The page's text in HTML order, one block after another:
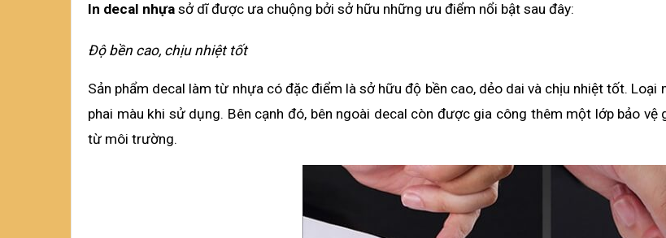
In decal nhựa sở dĩ được ưa chuộng bởi sở hữu những ưu điểm nổi bật sau đây:
Độ bền cao, chịu nhiệt tốt
Sản phẩm decal làm từ nhựa có đặc điểm là sở hữu độ bền cao, dẻo dai và chịu nhiệt tốt.
phai màu khi sử dụng. Bên cạnh đó, bên ngoài decal còn được gia công thêm một lớp bảo
từ môi trường.